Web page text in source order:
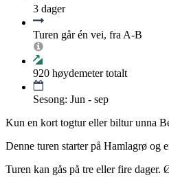
3 dager
Turen går én vei, fra A-B
920 høydemeter totalt
Sesong: Jun - sep
Kun en kort togtur eller biltur unna
Denne turen starter på Hamlagrø og
Turen kan gås på tre eller fire dager.